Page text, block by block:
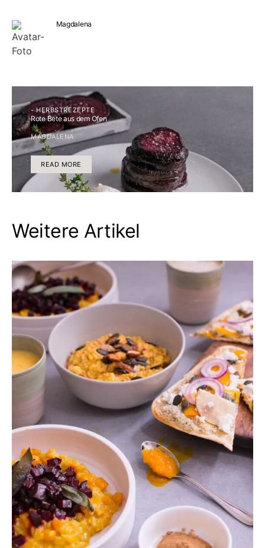
Magdalena
- HERBSTREZEPTE
Rote Bete aus dem Ofen
MAGDALENA
READ MORE
Weitere Artikel